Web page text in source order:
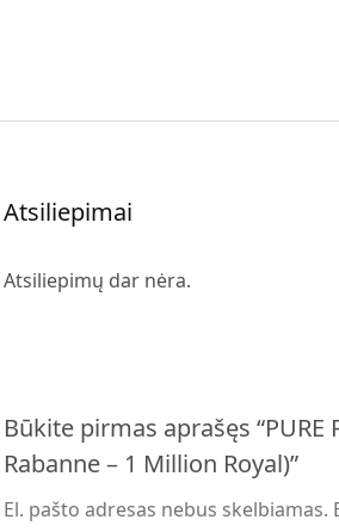
Atsiliepimai
Atsiliepimų dar nėra.
Būkite pirmas aprašęs “PURE
Rabanne – 1 Million Royal)”
El. pašto adresas nebus skelbiamas.